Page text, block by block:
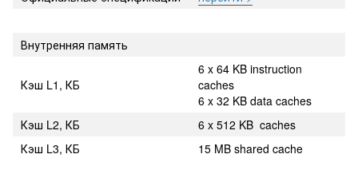
Внутренняя память
Кэш L1, КБ
6 x 64 KB instruction
caches
6 x 32 KB data caches
Кэш L2, КБ
6 x 512 KB caches
Кэш L3, КБ
15 MB shared cache